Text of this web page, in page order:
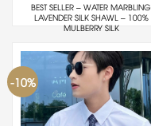
BEST SELLER – WATER MARBLING
LAVENDER SILK SHAWL – 100%
MULBERRY SILK
-10%